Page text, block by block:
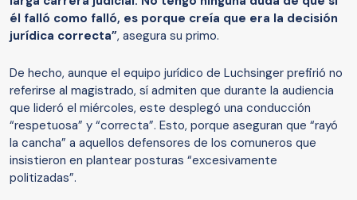
él falló como falló, es porque creía que era la decisión
jurídica correcta”, asegura su primo.
De hecho, aunque el equipo jurídico de Luchsinger prefirió no
referirse al magistrado, sí admiten que durante la audiencia
que lideró el miércoles, este desplegó una conducción
“respetuosa” y “correcta”. Esto, porque aseguran que “rayó
la cancha” a aquellos defensores de los comuneros que
insistieron en plantear posturas “excesivamente
politizadas”.